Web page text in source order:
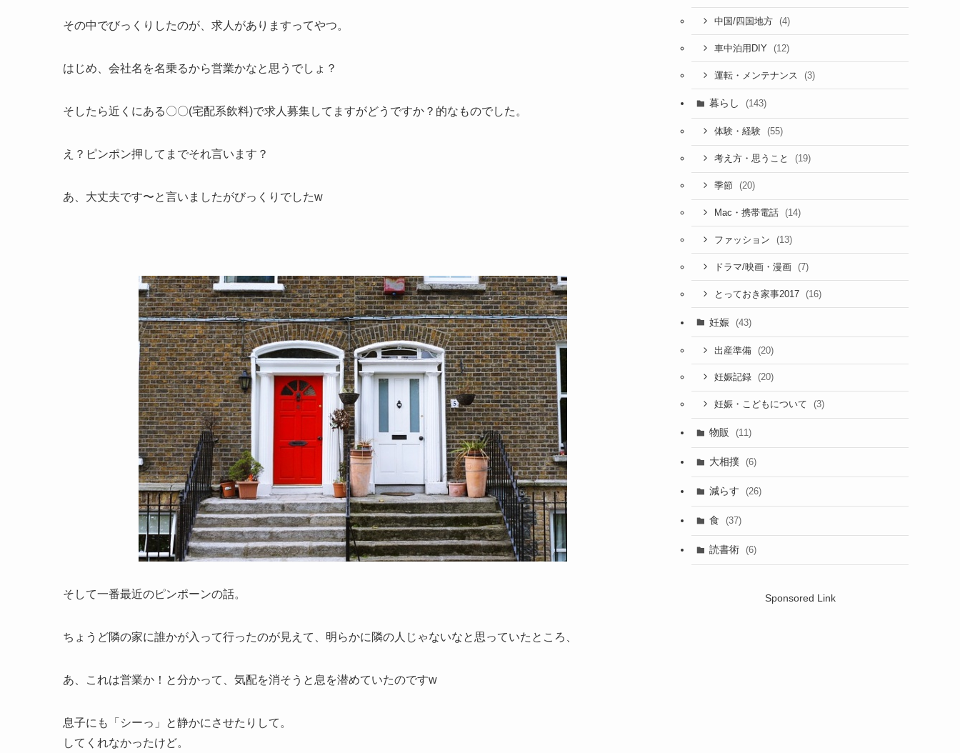
その中でびっくりしたのが、求人がありますってやつ。
はじめ、会社名を名乗るから営業かなと思うでしょ？
そしたら近くにある〇〇(宅配系飲料)で求人募集してますがどうですか？的なものでした。
え？ピンポン押してまでそれ言います？
あ、大丈夫です〜と言いましたがびっくりでしたw
そして一番最近のピンポーンの話。
ちょうど隣の家に誰かが入って行ったのが見えて、明らかに隣の人じゃないなと思っていたところ、
あ、これは営業か！と分かって、気配を消そうと息を潜めていたのですw
息子にも「シーっ」と静かにさせたりして。
してくれなかったけど。
中国/四国地方 (4)
車中泊用DIY (12)
運転・メンテナンス (3)
暮らし (143)
体験・経験 (55)
考え方・思うこと (19)
季節 (20)
Mac・携帯電話 (14)
ファッション (13)
ドラマ/映画・漫画 (7)
とっておき家事2017 (16)
妊娠 (43)
出産準備 (20)
妊娠記録 (20)
妊娠・こどもについて (3)
物販 (11)
大相撲 (6)
減らす (26)
食 (37)
読書術 (6)
Sponsored Link